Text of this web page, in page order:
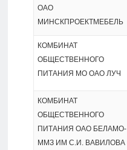
ОАО
МИНСКПРОЕКТМЕБЕЛЬ
КОМБИНАТ
ОБЩЕСТВЕННОГО
ПИТАНИЯ МО ОАО ЛУЧ
КОМБИНАТ
ОБЩЕСТВЕННОГО
ПИТАНИЯ ОАО БЕЛАМО-
ММЗ ИМ С.И. ВАВИЛОВА